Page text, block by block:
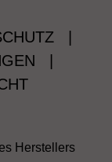
Herstellers